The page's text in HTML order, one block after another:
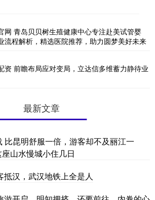
网 青岛贝贝树生殖健康中心专注赴美试管婴
流程解析，精选医院推荐，助力圆梦美好未来
资 前瞻布局应对变局，立达信多维蓄力静待业
最新文章
比昆明舒服一倍，游客却不及丽江一
山水慢城小住几日
汉，武汉地铁上全是人